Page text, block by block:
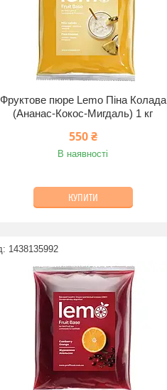
Фруктове пюре Lemo Піна Колада
(Ананас-Кокос-Мигдаль) 1 кг
550 ₴
В наявності
КУПИТИ
1438135992